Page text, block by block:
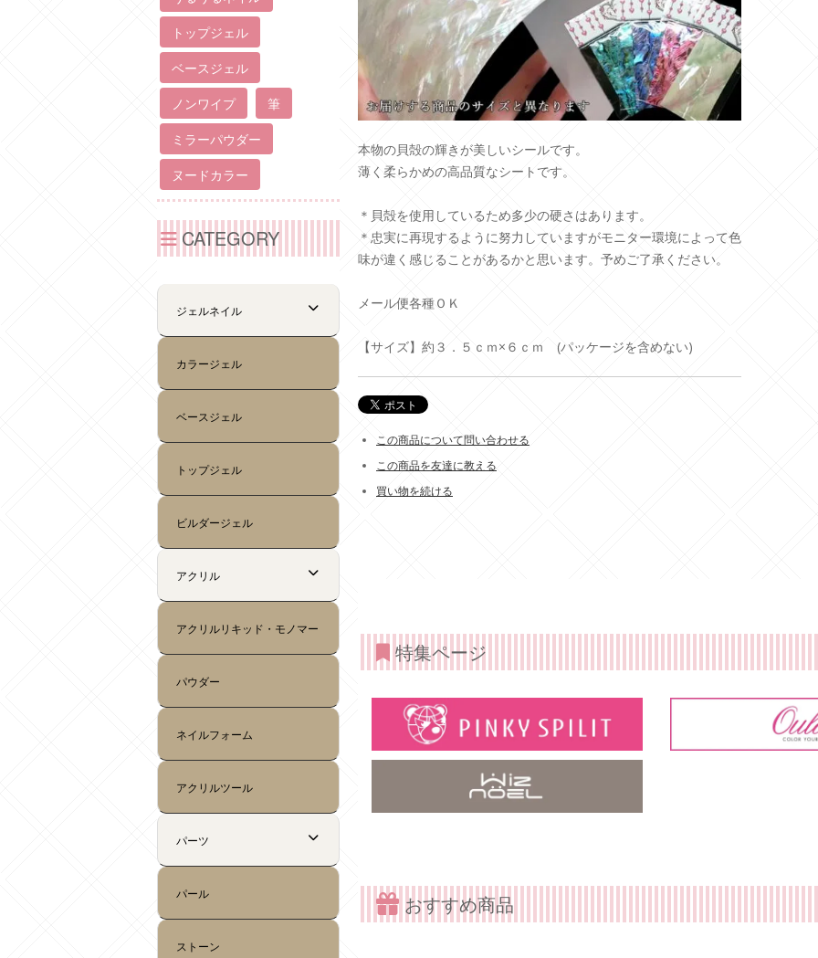
本物の貝殻の輝きが美しいシールです。
薄く柔らかめの高品質なシートです。
＊貝殻を使用しているため多少の硬さはあります。
＊忠実に再現するように努力していますがモニター環境によって色
味が違く感じることがあるかと思います。予めご了承ください。
メール便各種ＯＫ
【サイズ】約３．５ｃｍ×６ｃｍ (パッケージを含めない)
この商品について問い合わせる
この商品を友達に教える
買い物を続ける